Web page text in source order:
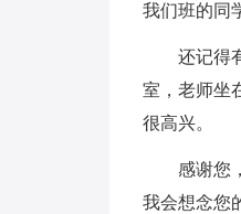
我们班的同
还记得
室，老师坐
很高兴。
感谢您
我会想念您